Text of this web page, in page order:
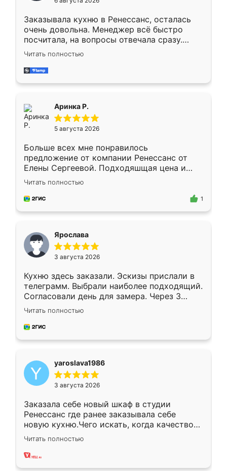
мебели буду заказывать только здесь.
Заказывала кухню в Ренессанс, осталась
очень довольна. Менеджер всё быстро
посчитала, на вопросы отвечала сразу.
Замерщик приехал в субботу, подошёл к
делу со всей ответственностью. Собрали
за день, ребята работали аккуратно, даже
Читать полностью
Аринка Р.
5 августа 2026
Больше всех мне понравилось
предложение от компании Ренессанс от
Елены Сергеевой. Подходяшщая цена и
короткие сроки изготовления. Приехавший
для замера сотрудник Владислав
предложил по моему эскизу самый
Читать полностью
1
Ярослава
3 августа 2026
Кухню здесь заказали. Эскизы прислали в
телеграмм. Выбрали наиболее подходящий.
Согласовали день для замера. Через 3
недели кухня была уже готова. Остались
довольны работой. Спасибо Ренессанс
мебель за качественную работу!
Читать полностью
yaroslava1986
3 августа 2026
Заказала себе новый шкаф в студии
Ренессанс где ранее заказывала себе
новую кухню.Чего искать, когда качеством
вполне довольна. Служит кухня уже почти
два года, нареканий нет.
Читать полностью